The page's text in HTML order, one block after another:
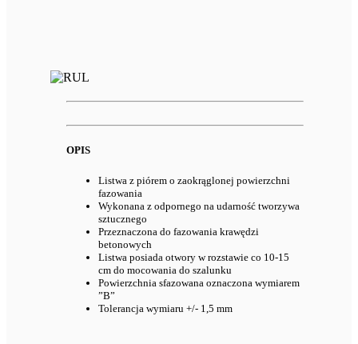
OPIS
Listwa z piórem o zaokrąglonej powierzchni
fazowania
Wykonana z odpornego na udarność tworzywa
sztucznego
Przeznaczona do fazowania krawędzi
betonowych
Listwa posiada otwory w rozstawie co 10-15
cm do mocowania do szalunku
Powierzchnia sfazowana oznaczona wymiarem
”B”
Tolerancja wymiaru +/- 1,5 mm